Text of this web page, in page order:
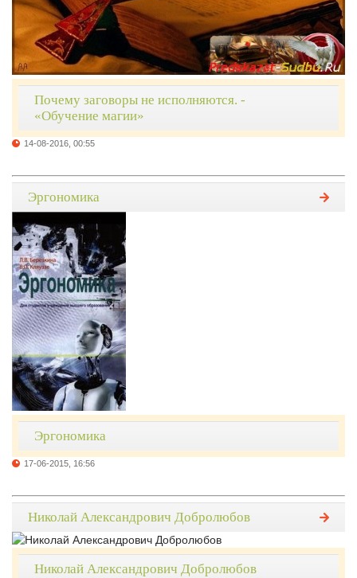
Почему заговоры не исполняются. -
«Обучение магии»
14-08-2016, 00:55
Эргономика
Эргономика
17-06-2015, 16:56
Николай Александрович Добролюбов
Николай Александрович Добролюбов